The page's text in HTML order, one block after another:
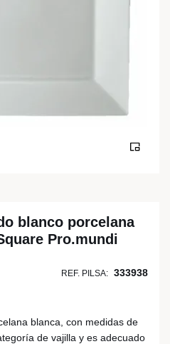
blanco porcelana
Pro.mundi
REF. PILSA: 333938
blanca, con medidas de
de vajilla y es adecuado